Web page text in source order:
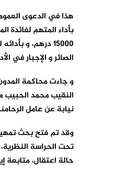
هذا في الدعوى
بأداء المتهم لفائدة
الصائر و الإجبار في
و جاءت محاكمة
النقيب محمد الحبيب
نيابة عن عامل
تحت الحراسة
حالة اعتقال، متابعة